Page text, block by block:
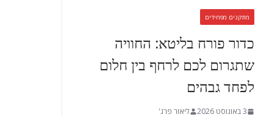
מתקנים מפחידים
כדור פורח בליטא: החוויה
שתגרום לכם לרחף בין חלום
לפחד גבהים
3 באוגוסט 2026 ליאור פרג'